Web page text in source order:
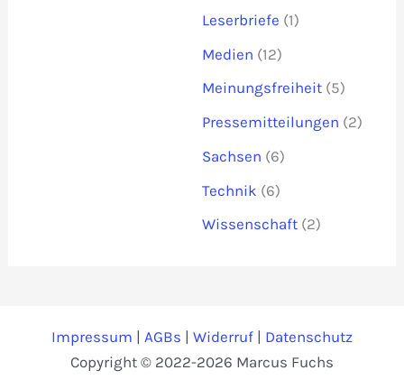
Leserbriefe (1)
Medien (12)
Meinungsfreiheit (5)
Pressemitteilungen (2)
Sachsen (6)
Technik (6)
Wissenschaft (2)
Impressum | AGBs | Widerruf | Datenschutz
Copyright © 2022-2026 Marcus Fuchs